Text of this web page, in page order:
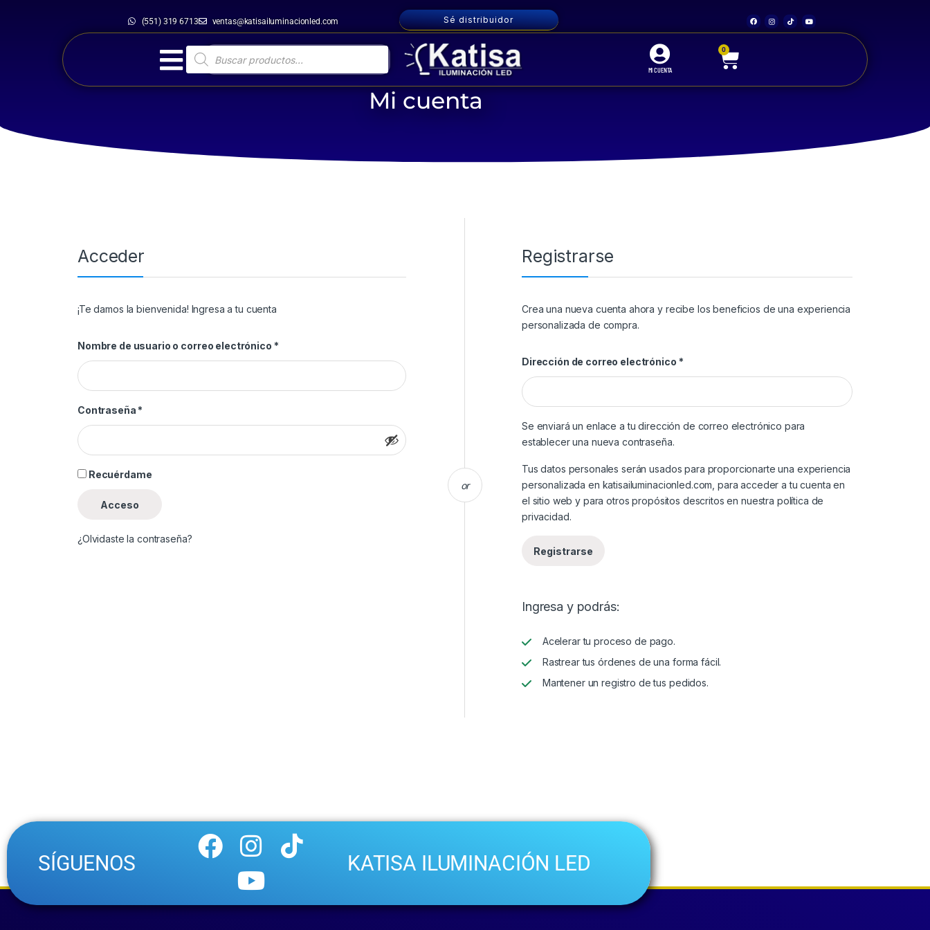
(551) 319 6713 ventas@katisailuminacionled.com Sé distribuidor
MI CUENTA
0
Mi cuenta
or
Acceder
¡Te damos la bienvenida! Ingresa a tu cuenta
Nombre de usuario o correo electrónico *
Contraseña *
Recuérdame
Acceso
¿Olvidaste la contraseña?
Registrarse
Crea una nueva cuenta ahora y recibe los beneficios de una experiencia
personalizada de compra.
Dirección de correo electrónico *
Se enviará un enlace a tu dirección de correo electrónico para
establecer una nueva contraseña.
Tus datos personales serán usados para proporcionarte una experiencia
personalizada en katisailuminacionled.com, para acceder a tu cuenta en
el sitio web y para otros propósitos descritos en nuestra política de
privacidad.
Registrarse
Ingresa y podrás:
Acelerar tu proceso de pago.
Rastrear tus órdenes de una forma fácil.
Mantener un registro de tus pedidos.
SÍGUENOS KATISA ILUMINACIÓN LED